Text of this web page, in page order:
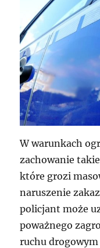
W warunkach
zachowanie
które grozi
naruszenie
policjant może
poważnego
ruchu drogowym